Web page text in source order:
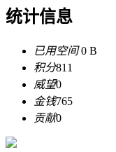
统计信息
已用空间0 B
积分811
威望0
金钱765
贡献0